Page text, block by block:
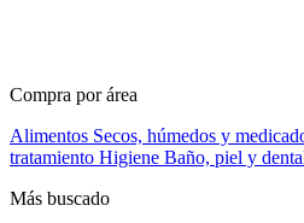
Compra por área
Alimentos Secos, húmedos y
tratamiento Higiene Baño, piel y
Más buscado